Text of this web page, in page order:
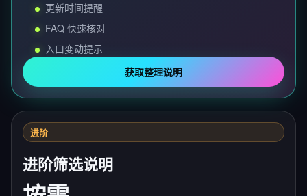
更新时间提醒
FAQ 快速核对
入口变动提示
获取整理说明
进阶
进阶筛选说明